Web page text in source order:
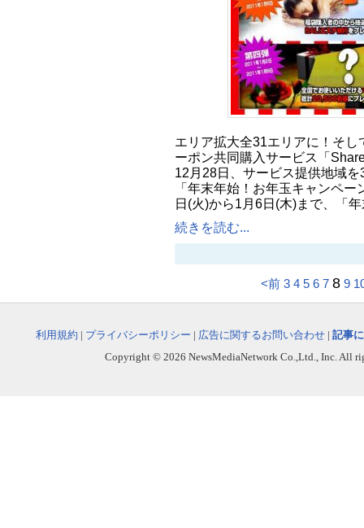
エリア拡大全31エリアに！そ
ーポン共同購入サービス「
12月28日、サービス提供地域
「年末年始！お年玉キャンペ
日(火)から1月6日(木)まで、「
続きを読む...
<前 3 4 5 6 7 8 9
利用規約 | プライバシーポリシー | 広告に関するお問い合わせ | 記事
Copyright © 2026 NewsMediaNetwork Co.,Ltd., Inc. All